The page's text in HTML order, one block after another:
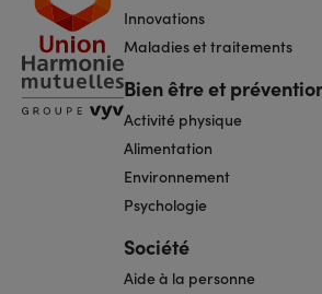
page
Innovations
Maladies et traitements
Bien être et
Activité physique
Alimentation
Environnement
Psychologie
Société
Aide à la personne